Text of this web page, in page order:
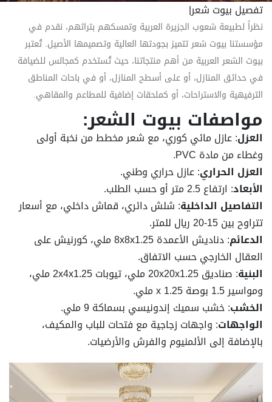
تفصيل بيوت شعر|
نظراً لطبيعة شعوب الجزيرة العربية وتمسكهم بتراثهم، نقدم في
مؤسستنا بيوت شعر تتميز بجودتها العالية وتصميمها الأصيل. تُعتبر
بيوت الشعر العربية من أهم منتجاتنا، حيث تُستخدم كمجالس للضيافة
في حدائق المنازل، أو على أسطح المنازل، أو في باحات المناطق
الترفيهية والاستراحات، أو كملحقات إضافية للمطاعم والمقاهي.
مواصفات بيوت الشعر:
العزل: عازل مائي كوري، مع شعر مخطط من نخبة أولى
وغطاء من مادة PVC.
العزل الحراري: عازل حراري وطني.
الأبعاد: ارتفاع 2.5 متر أو حسب الطلب.
التفاصيل الداخلية: شلش دائري، قماش داخلي، مع أسعار
تتراوح بين 15-20 ريال للمتر.
الدعائم
: دناديش الأعمدة 8x8x1.25 ملي، كورنيش على
العقال الخارجي حسب الاتفاق.
البنية
: صناديق 20x20x1.25 ملي، تيوبات 2x4x1.25 ملي،
ومواسير 1.5 بوصة x 1.25 ملي.
الخشب: خشب سميك إندونيسي بسماكة 9 ملي.
الواجهات: واجهات زجاجية مع فتحات للباب والمكيف،
بالإضافة إلى الألمنيوم والفرش والأرضيات.